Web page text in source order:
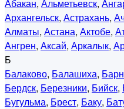
Абакан, Альметьевск,
Архангельск, Астрахань,
Алматы, Астана, Актобе,
Ангрен, Аксай, Аркалык,
Б
Балаково, Балашиха,
Бердск, Березники, Бийск,
Бугульма, Брест, Баку,